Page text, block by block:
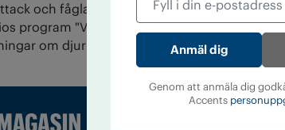
och fåglar som blir så fulla att de faller ner
program "Vetandets värld" går till botten
om djur och alkohol.
Genom att anmäla dig
Accents